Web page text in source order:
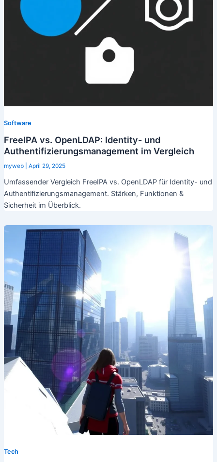
Software
FreeIPA vs. OpenLDAP: Identity- und
Authentifizierungsmanagement im Vergleich
myweb April 29, 2025
Umfassender Vergleich FreeIPA vs. OpenLDAP für Identity- und
Authentifizierungsmanagement. Stärken, Funktionen &
Sicherheit im Überblick.
Tech